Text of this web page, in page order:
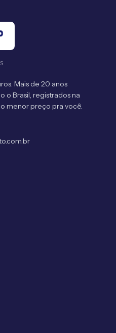
Mais de 20 anos
o Brasil, registrados na
menor preço pra você.